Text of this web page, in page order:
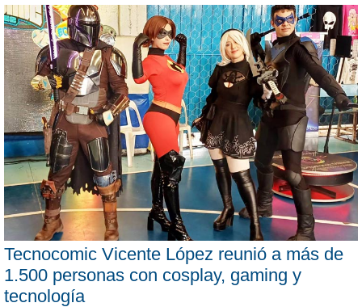
Tecnocomic Vicente López reunió a más de
1.500 personas con cosplay, gaming y
tecnología